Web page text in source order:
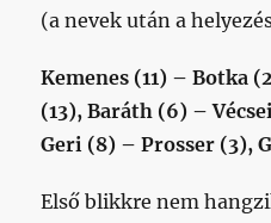
(a nevek után a
Kemenes (11) – Botka
(13), Baráth (6) –
Geri (8) – Prosser (3),
Első blikkre nem